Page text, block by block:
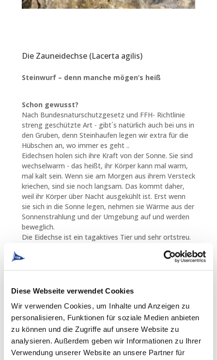
Diese Webseite verwendet Cookies
Wir verwenden Cookies, um Inhalte und Anzeigen zu
personalisieren, Funktionen für soziale Medien anbieten
zu können und die Zugriffe auf unsere Website zu
analysieren. Außerdem geben wir Informationen zu Ihrer
Verwendung unserer Website an unsere Partner für
Die Zauneidechse (Lacerta agilis)
Steinwurf – denn manche mögen’s heiß
Schon gewusst?
Nach Bundesnaturschutzgesetz und FFH- Richtlinie
streng geschützte Art - gibt´s natürlich auch bei uns in
den Gruben, denn Steinhaufen legen wir extra für die
Hübschen an, wo immer es geht ..
Eidechsen holen sich ihre Kraft von der Sonne. Sie sind
wechselwarm - das heißt, ihr Körper kann mal warm,
mal kalt sein. Wenn sie am Morgen aus ihrem Versteck
kriechen, sind sie noch langsam. Das kommt daher,
weil ihr Körper über Nacht ausgekühlt ist. Erst wenn
sie sich in die Sonne legen, nehmen sie Wärme aus der
Sonnenstrahlung und der Umgebung auf und werden
beweglich.
Die Eidechse ist ein tagaktives Tier und sehr ortstreu.
Winterruhe. Anschließend beginnen die Paarungszeit
bei der Wahl des Lebensraumes ist für die
sollte sich ihr "Wohnzimmer" schnell erwärmen
können und ein Versteck vor Feinden bieten.
Ein Steinwurf, also eine Anhäufung großformatiger
Steine, ist ideal für die Ansprüche der Zauneidechse,
dient aber auch vielen anderen Spezies der Tier- und